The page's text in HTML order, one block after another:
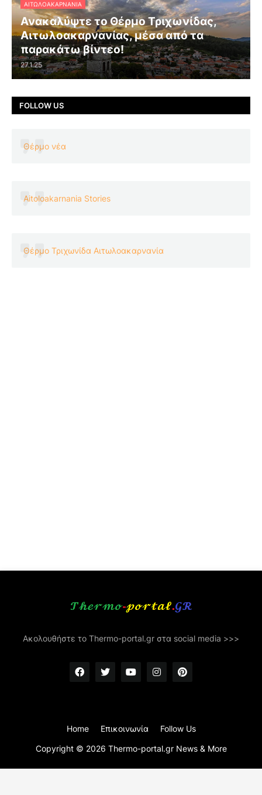
ΑΙΤΩΛΟΑΚΑΡΝΑΝΊΑ
Ανακαλύψτε το Θέρμο Τριχωνίδας,
Αιτωλοακαρνανίας, μέσα από τα
παρακάτω βίντεο!
27.1.25
FOLLOW US
Θέρμο νέα
Aitoloakarnania Stories
Θέρμο Τριχωνίδα Αιτωλοακαρνανία
Ακολουθήστε το Thermo-portal.gr στα social media >>>
Copyright © 2026 Thermo-portal.gr News & More
Home Επικοινωνία Follow Us